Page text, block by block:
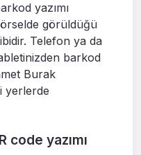
yazımı
görüldüğü
Telefon ya da
barkod
Burak
yerlerde
code yazımı